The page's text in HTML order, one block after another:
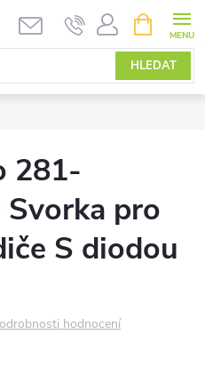
HLEDAT
NÁKUPNÍ
KOŠÍK
281-
pro
S diodou
hodnocení